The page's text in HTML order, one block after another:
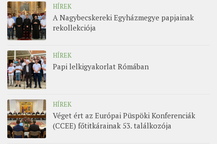
HÍREK
A Nagybecskereki Egyházmegye papjainak
rekollekciója
HÍREK
Papi lelkigyakorlat Rómában
HÍREK
Véget ért az Európai Püspöki Konferenciák
(CCEE) főtitkárainak 53. találkozója